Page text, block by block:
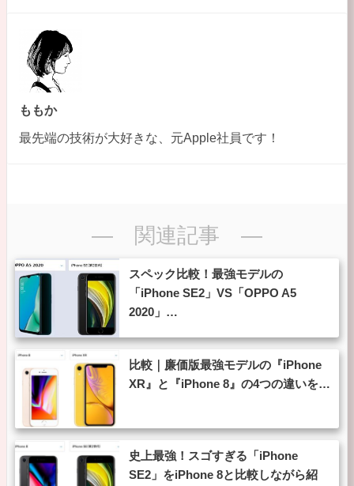
ももか
最先端の技術が大好きな、元Apple社員です！
― 関連記事 ―
スペック比較！最強モデルの
「iPhone SE2」VS「OPPO A5
2020」…
比較｜廉価版最強モデルの『iPhone
XR』と『iPhone 8』の4つの違いを…
史上最強！スゴすぎる「iPhone
SE2」をiPhone 8と比較しながら紹